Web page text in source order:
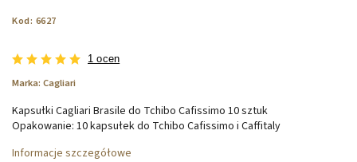
Kod: 6627
1 ocen
Marka: Cagliari
Kapsułki Cagliari Brasile do Tchibo Cafissimo 10 sztuk
Opakowanie: 10 kapsułek do Tchibo Cafissimo i Caffitaly
Informacje szczegółowe